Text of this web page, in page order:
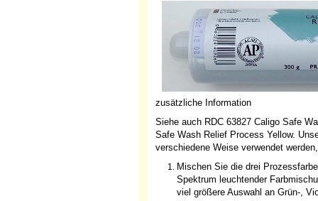
zusätzliche Information
Siehe auch RDC 63827 Caligo Safe
Safe Wash Relief Process Yellow.
verschiedene Weise verwendet
Mischen Sie die drei
Spektrum leuchtender
viel größere Auswahl an Grün-,